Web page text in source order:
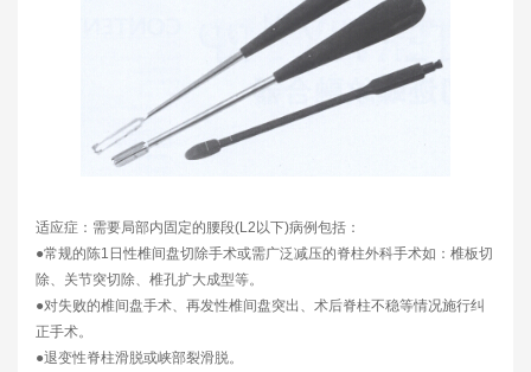
适应症：需要局部内固定的腰段(L2以下)病例包括：
●常规的陈1日性椎间盘切除手术或需广泛减压的脊柱外科手术如：椎板切
除、关节突切除、椎孔扩大成型等。
●对失败的椎间盘手术、再发性椎间盘突出、术后脊柱不稳等情况施行纠
正手术。
●退变性脊柱滑脱或峡部裂滑脱。